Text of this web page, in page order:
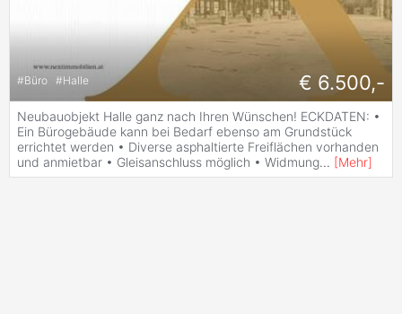
#Büro #Halle € 6.500,-
Neubauobjekt Halle ganz nach Ihren Wünschen! ECKDATEN: •
Ein Bürogebäude kann bei Bedarf ebenso am Grundstück
errichtet werden • Diverse asphaltierte Freiflächen vorhanden
und anmietbar • Gleisanschluss möglich • Widmung... [Mehr]